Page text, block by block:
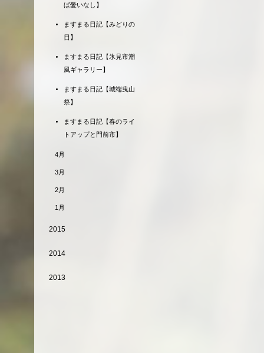
ば憂いなし】
ますまる日記【みどりの
日】
ますまる日記【氷見市潮
風ギャラリー】
ますまる日記【城端曳山
祭】
ますまる日記【春のライ
トアップと門前市】
4月
3月
2月
1月
2015
2014
2013